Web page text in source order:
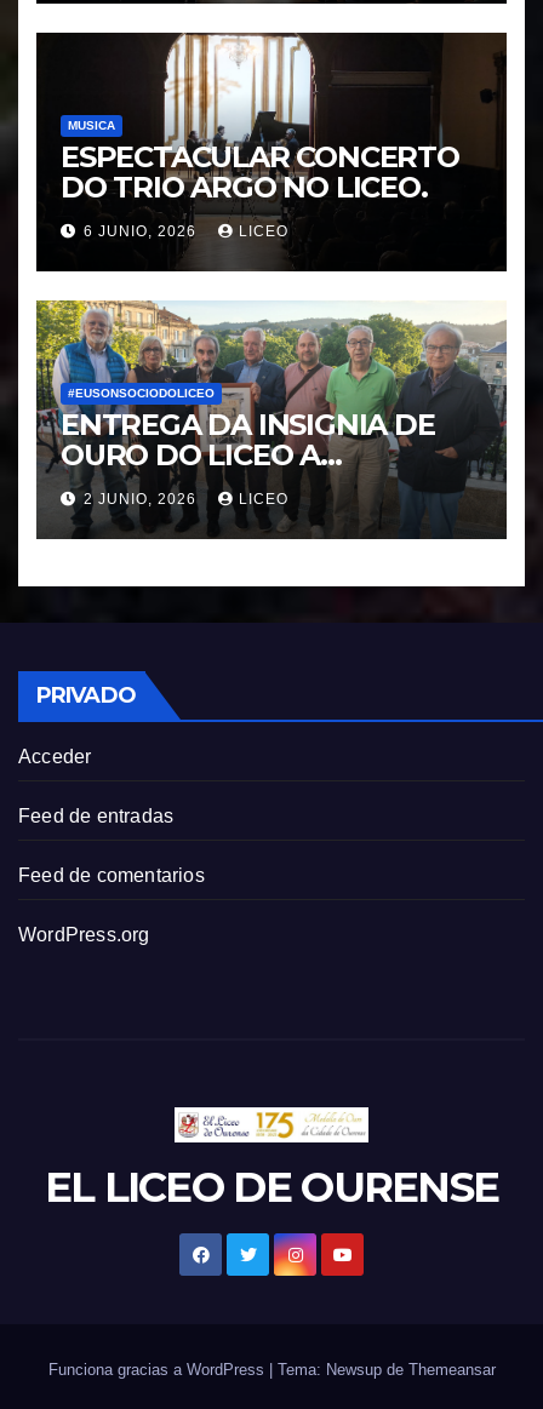
MUSICA
ESPECTACULAR CONCERTO
DO TRIO ARGO NO LICEO.
6 JUNIO, 2026 LICEO
#EUSONSOCIODOLICEO
ENTREGA DA INSIGNIA DE
OURO DO LICEO A
FRANCISCO NOVOA
RODRIGUEZ
2 JUNIO, 2026 LICEO
PRIVADO
Acceder
Feed de entradas
Feed de comentarios
WordPress.org
EL LICEO DE OURENSE
Funciona gracias a WordPress Tema: Newsup de Themeansar